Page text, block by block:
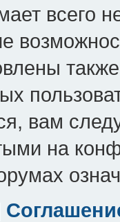
всего
вам
на